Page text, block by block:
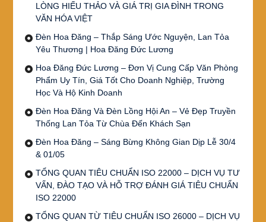
LÒNG HIẾU THẢO VÀ GIÁ TRỊ GIA ĐÌNH TRONG
VĂN HÓA VIỆT
Đèn Hoa Đăng – Thắp Sáng Ước Nguyện, Lan Tỏa
Yêu Thương | Hoa Đăng Đức Lương
Hoa Đăng Đức Lương – Đơn Vị Cung Cấp Văn Phòng
Phẩm Uy Tín, Giá Tốt Cho Doanh Nghiệp, Trường
Học Và Hộ Kinh Doanh
Đèn Hoa Đăng Và Đèn Lồng Hội An – Vẻ Đẹp Truyền
Thống Lan Tỏa Từ Chùa Đến Khách Sạn
Đèn Hoa Đăng – Sáng Bừng Không Gian Dịp Lễ 30/4
& 01/05
TỔNG QUAN TIÊU CHUẨN ISO 22000 – DỊCH VỤ TƯ
VẤN, ĐÀO TẠO VÀ HỖ TRỢ ĐÁNH GIÁ TIÊU CHUẨN
ISO 22000
TỔNG QUAN TỪ TIÊU CHUẨN ISO 26000 – DỊCH VỤ